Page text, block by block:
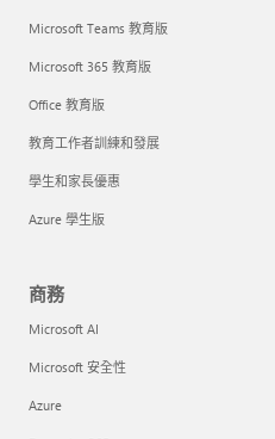
Microsoft Teams 教育版
Microsoft 365 教育版
Office 教育版
教育工作者訓練和發展
學生和家長優惠
Azure 學生版
商務
Microsoft AI
Microsoft 安全性
Azure